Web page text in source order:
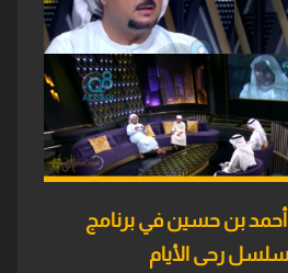
أحمد بن حسين في برنامج
رحى الأيام